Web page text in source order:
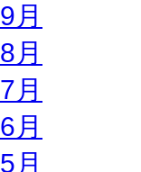
9月
8月
7月
6月
5月